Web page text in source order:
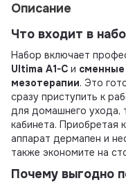
Описание
Что входит в
Набор включает
Ultima A1-C и
мезотерапии. Это
сразу приступить к
для домашнего ухода,
кабинета. Приобретая
аппарат дермапен и
также экономите на
Почему выгодно